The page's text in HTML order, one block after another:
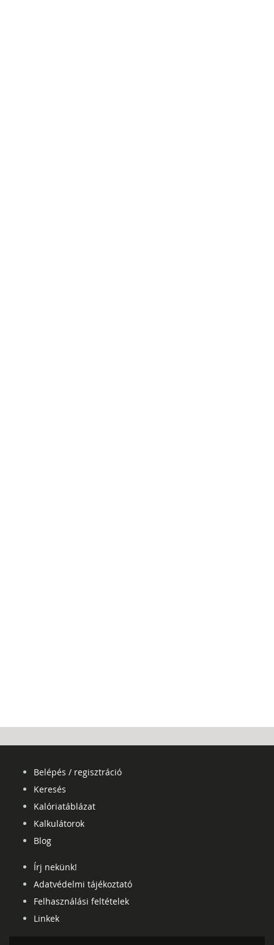
Belépés / regisztráció
Keresés
Kalóriatáblázat
Kalkulátorok
Blog
Írj nekünk!
Adatvédelmi tájékoztató
Felhasználási feltételek
Linkek